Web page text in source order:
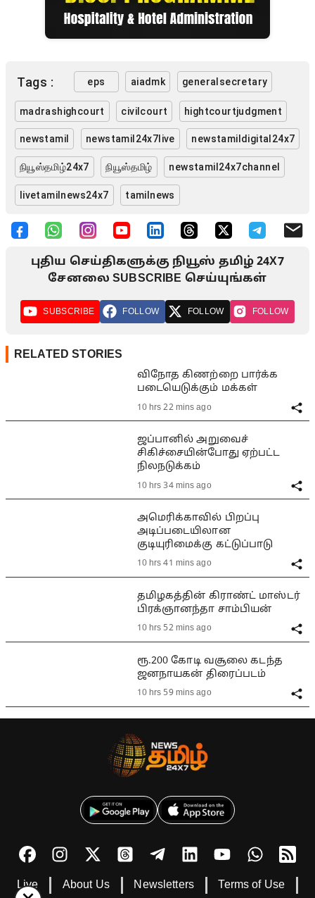
Tags : eps aiadmk generalsecretary
madrashighcourt civilcourt hightcourtjudgment
newstamil newstamil24x7live newstamildigital24x7
நியூஸ்தமிழ்24x7 நியூஸ்தமிழ் newstamil24x7channel
livetamilnews24x7 tamilnews
புதிய செய்திகளுக்கு நியூஸ் தமிழ் 24X7
சேனலை SUBSCRIBE செய்யுங்கள்
SUBSCRIBE FOLLOW FOLLOW FOLLOW
RELATED STORIES
விநோத கிணற்றை பார்க்க
படையெடுக்கும் மக்கள்
10 hrs 22 mins ago
ஜப்பானில் அறுவைச்
சிகிச்சையின்போது ஏற்பட்ட
நிலநடுக்கம்
10 hrs 34 mins ago
அமெரிக்காவில் பிறப்பு
அடிப்படையிலான
குடியுரிமைக்கு கட்டுப்பாடு
10 hrs 41 mins ago
தமிழகத்தின் கிராண்ட் மாஸ்டர்
பிரக்ஞானந்தா சாம்பியன்
10 hrs 52 mins ago
ரூ.200 கோடி வசூலை கடந்த
ஜனநாயகன் திரைப்படம்
10 hrs 59 mins ago
Live About Us Newsletters Terms of Use